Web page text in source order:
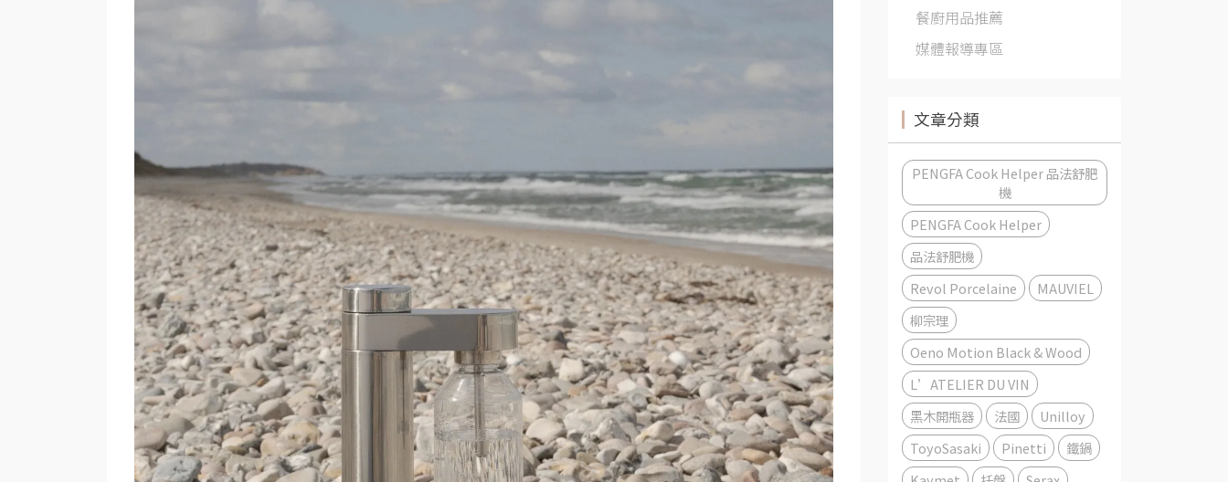
餐廚用品推薦
媒體報導專區
文章分類
PENGFA Cook Helper 品法舒肥
機
PENGFA Cook Helper
品法舒肥機
Revol Porcelaine
MAUVIEL
柳宗理
Oeno Motion Black & Wood
L’ATELIER DU VIN
黑木開瓶器
法國
Unilloy
ToyoSasaki
Pinetti
鐵鍋